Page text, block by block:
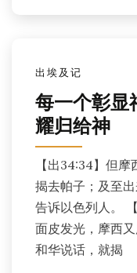
出埃及记
每一个彰显
耀归给神
【出34:34】但
揭去帕子；及至
告诉以色列人。
面皮发光，摩西
和华说话，就揭